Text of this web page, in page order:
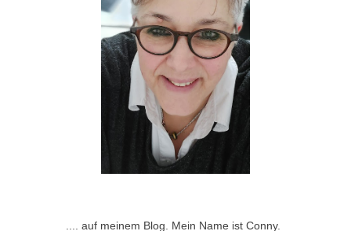
.... auf meinem Blog. Mein Name ist Conny.